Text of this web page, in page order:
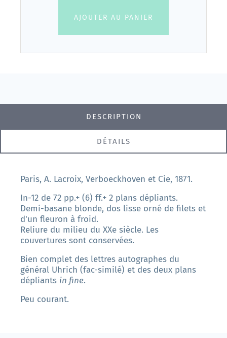
AJOUTER AU PANIER
DESCRIPTION
DÉTAILS
Paris, A. Lacroix, Verboeckhoven et Cie, 1871.
In-12 de 72 pp.+ (6) ff.+ 2 plans dépliants.
Demi-basane blonde, dos lisse orné de filets et
d'un fleuron à froid.
Reliure du milieu du XXe siècle. Les
couvertures sont conservées.
Bien complet des lettres autographes du
général Uhrich (fac-similé) et des deux plans
dépliants in fine.
Peu courant.